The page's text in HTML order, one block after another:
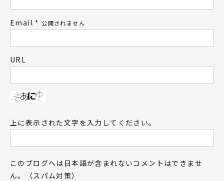
Email * 公開されません
URL
上に表示された文字を入力してください。
このブログへは日本語が含まれないコメントはできませ
ん。（スパム対策）